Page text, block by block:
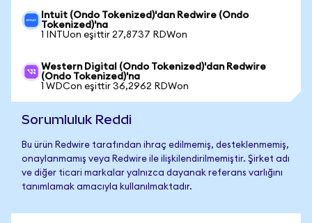
Intuit (Ondo Tokenized)'dan Redwire (Ondo
Tokenized)'na
1 INTUon eşittir 27,8737 RDWon
Western Digital (Ondo Tokenized)'dan Redwire
(Ondo Tokenized)'na
1 WDCon eşittir 36,2962 RDWon
Sorumluluk Reddi
Bu ürün Redwire tarafından ihraç edilmemiş, desteklenmemiş,
onaylanmamış veya Redwire ile ilişkilendirilmemiştir. Şirket adı
ve diğer ticari markalar yalnızca dayanak referans varlığını
tanımlamak amacıyla kullanılmaktadır.